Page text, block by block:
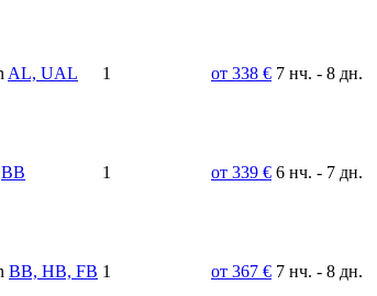
AL, UAL 1 от 338 € 7 нч. - 8 дн.
BB 1 от 339 € 6 нч. - 7 дн.
BB, HB, FB 1 от 367 € 7 нч. - 8 дн.